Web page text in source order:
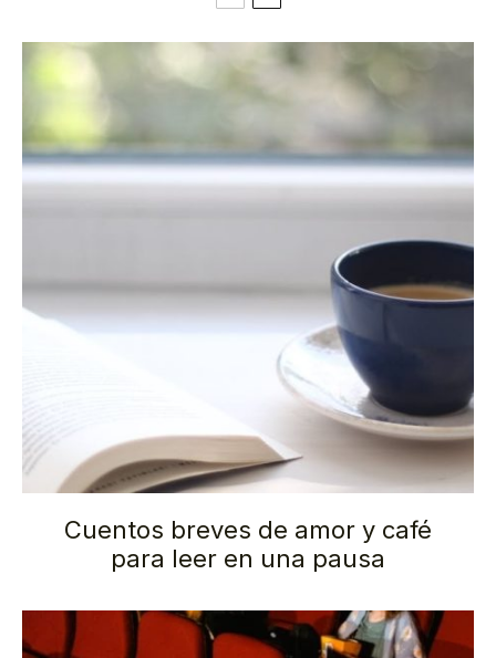
Cuentos breves de amor y café
para leer en una pausa